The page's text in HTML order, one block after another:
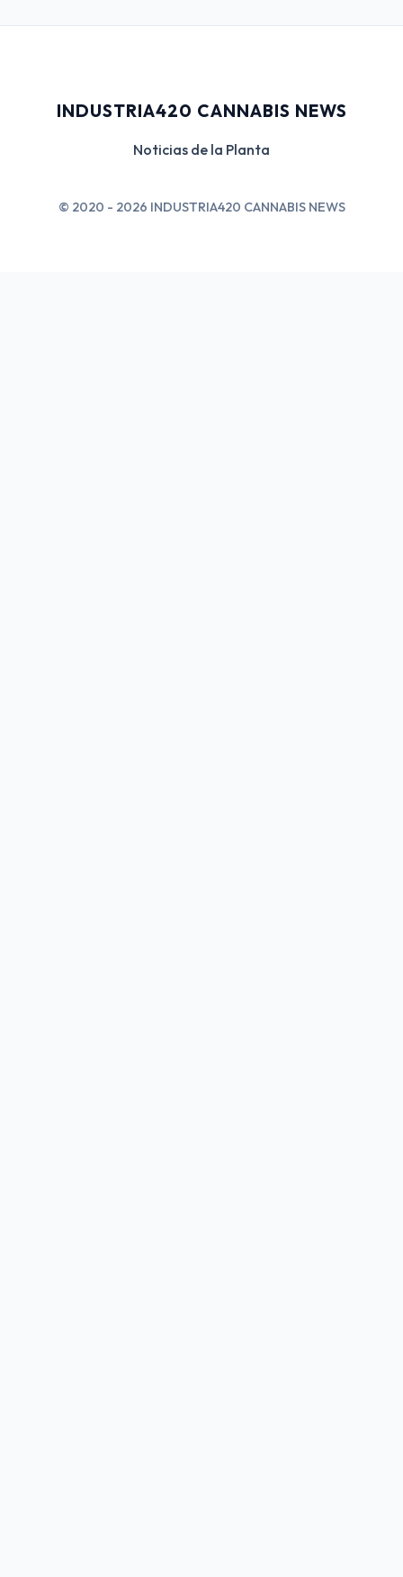
INDUSTRIA420 CANNABIS NEWS
Noticias de la Planta
© 2020 - 2026 INDUSTRIA420 CANNABIS NEWS